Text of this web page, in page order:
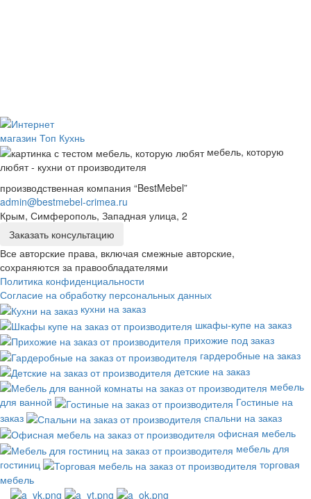
мебель, которую
любят - кухни от производителя
производственная компания “BestMebel”
admin@bestmebel-crimea.ru
Крым, Симферополь, Западная улица, 2
Заказать консультацию
Все авторские права, включая смежные авторские,
сохраняются за правообладателями
Политика конфиденциальности
Согласие на обработку персональных данных
кухни на заказ
шкафы-купе на заказ
прихожие под заказ
гардеробные на заказ
детские на заказ
мебель
для ванной
Гостиные на
заказ
спальни на заказ
офисная мебель
мебель для
гостиниц
торговая
мебель